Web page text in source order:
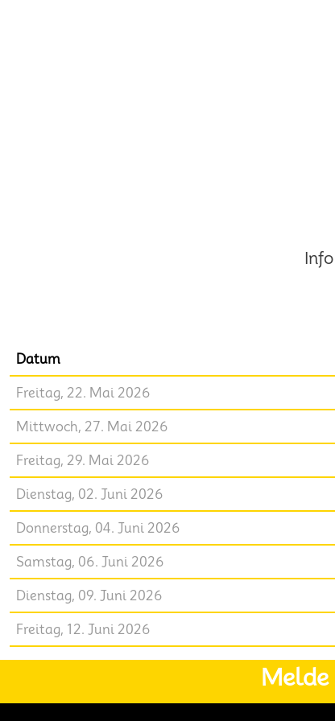
Datum
Freitag, 22. Mai 2026
Mittwoch, 27. Mai 2026
Freitag, 29. Mai 2026
Dienstag, 02. Juni 2026
Donnerstag, 04. Juni 2026
Samstag, 06. Juni 2026
Dienstag, 09. Juni 2026
Freitag, 12. Juni 2026